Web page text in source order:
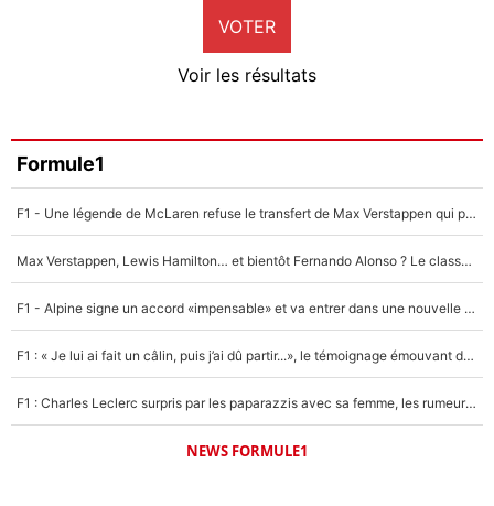
Faris Moumbagna
4%
Un autre joueur
5%
VOTER
Voir les résultats
Formule1
F1 - Une légende de McLaren refuse le transfert de Max Verstappen qui pourrait «faire des vagues» et plomber l'ambiance dans l'équipe
Max Verstappen, Lewis Hamilton… et bientôt Fernando Alonso ? Le classement des pilotes les mieux payés en Formule 1 risque de changer !
F1 - Alpine signe un accord «impensable» et va entrer dans une nouvelle dimension : Grande nouvelle pour Pierre Gasly !
F1 : « Je lui ai fait un câlin, puis j’ai dû partir...», le témoignage émouvant de Max Verstappen sur sa fille
F1 : Charles Leclerc surpris par les paparazzis avec sa femme, les rumeurs étaient vraies !
NEWS FORMULE1